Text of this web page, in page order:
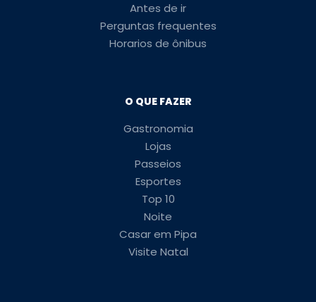
Antes de ir
Perguntas frequentes
Horarios de ônibus
O QUE FAZER
Gastronomia
Lojas
Passeios
Esportes
Top 10
Noite
Casar em Pipa
Visite Natal